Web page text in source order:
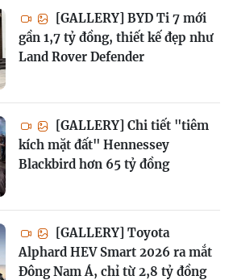
[GALLERY] BYD Ti 7 mới
gần 1,7 tỷ đồng, thiết kế đẹp như
Land Rover Defender
[GALLERY] Chi tiết "tiêm
kích mặt đất" Hennessey
Blackbird hơn 65 tỷ đồng
[GALLERY] Toyota
Alphard HEV Smart 2026 ra mắt
Đông Nam Á, chỉ từ 2,8 tỷ đồng